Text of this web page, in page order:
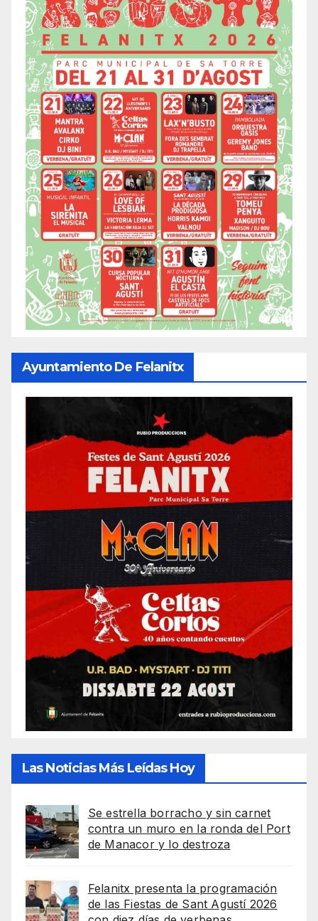
Ayuntamiento De Felanitx
Las Noticias Más Leídas Hoy
Se estrella borracho y sin carnet
contra un muro en la ronda del Port
de Manacor y lo destroza
Felanitx presenta la programación
de las Fiestas de Sant Agustí 2026